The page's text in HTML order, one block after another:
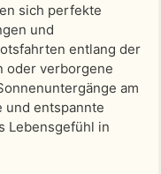
sich perfekte
und
entlang der
oder verborgene
am
und entspannte
Lebensgefühl in